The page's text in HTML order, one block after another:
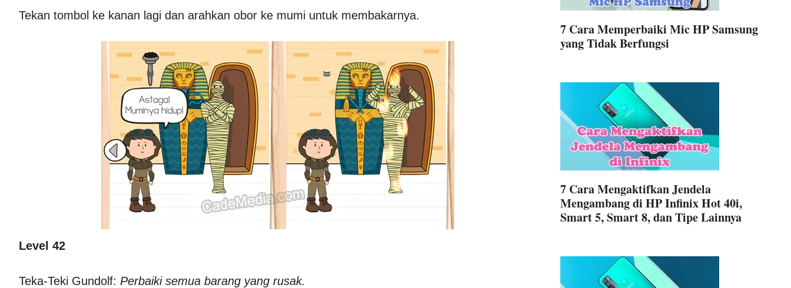
Tekan tombol ke kanan lagi dan arahkan obor ke mumi untuk membakarnya.
Level 42
Teka-Teki Gundolf: Perbaiki semua barang yang rusak.
7 Cara Memperbaiki Mic HP Samsung
yang Tidak Berfungsi
7 Cara Mengaktifkan Jendela
Mengambang di HP Infinix Hot 40i,
Smart 5, Smart 8, dan Tipe Lainnya